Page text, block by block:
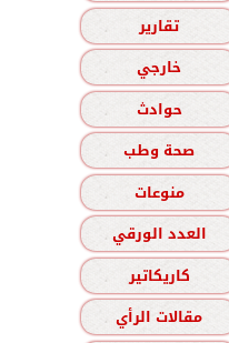
تقارير
خارجي
حوادث
صحة وطب
منوعات
العدد الورقي
كاريكاتير
مقالات الرأي